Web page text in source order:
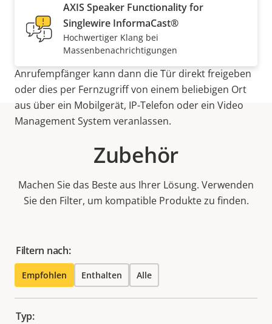
Unbekannte Besucher können sich über die
Türstationstastatur an den Empfang, die
Kontaktperson oder das Sicherheitsteam wenden
und das Öffnen der Tür verlangen. Der
Anrufempfänger kann dann die Tür direkt freigeben
oder dies per Fernzugriff von einem beliebigen Ort
aus über ein Mobilgerät, IP-Telefon oder ein Video
Management System veranlassen.
AXIS Speaker Functionality for
Singlewire InformaCast®
Hochwertiger Klang bei
Massenbenachrichtigungen
Zubehör
Machen Sie das Beste aus Ihrer Lösung. Verwenden
Sie den Filter, um kompatible Produkte zu finden.
Filtern nach:
Empfohlen Enthalten Alle
Typ: